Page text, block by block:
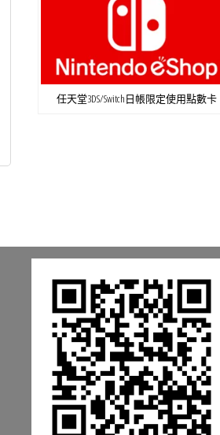
任天堂3DS/Switch日帳限定使用點數卡